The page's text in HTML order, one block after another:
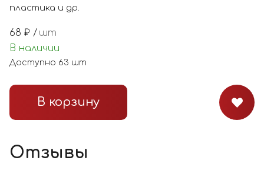
пластика и др.
68 ₽ / шт
В наличии
Доступно 63 шт
В корзину
Отзывы